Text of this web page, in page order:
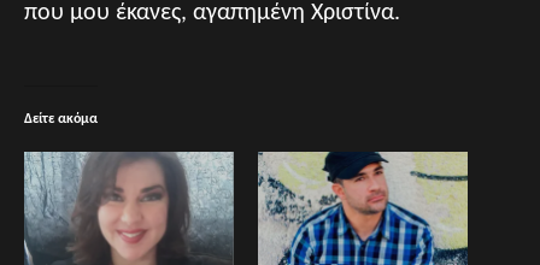
που μου έκανες, αγαπημένη Χριστίνα.
Δείτε ακόμα